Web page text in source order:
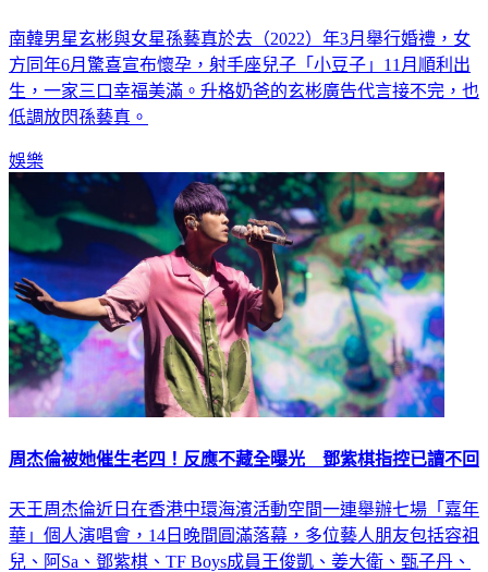
南韓男星玄彬與女星孫藝真於去（2022）年3月舉行婚禮，女
方同年6月驚喜宣布懷孕，射手座兒子「小豆子」11月順利出
生，一家三口幸福美滿。升格奶爸的玄彬廣告代言接不完，也
低調放閃孫藝真。
娛樂
周杰倫被她催生老四！反應不藏全曝光 鄧紫棋指控已讀不回
天王周杰倫近日在香港中環海濱活動空間一連舉辦七場「嘉年
華」個人演唱會，14日晚間圓滿落幕，多位藝人朋友包括容祖
兒、阿Sa、鄧紫棋、TF Boys成員王俊凱、姜大衛、甄子丹、